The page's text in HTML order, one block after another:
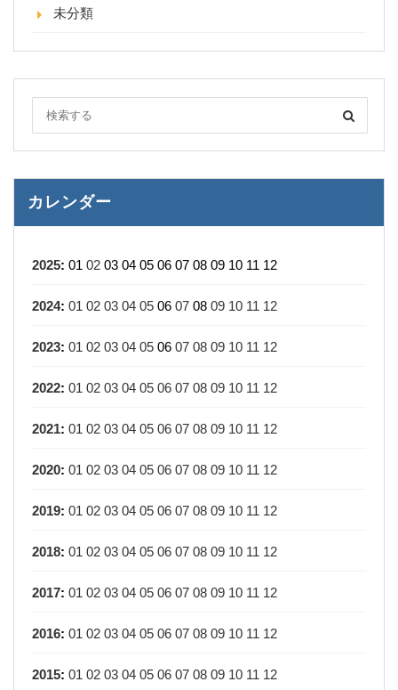
未分類
カレンダー
2025: 01 02 03 04 05 06 07 08 09 10 11 12
2024: 01 02 03 04 05 06 07 08 09 10 11 12
2023: 01 02 03 04 05 06 07 08 09 10 11 12
2022: 01 02 03 04 05 06 07 08 09 10 11 12
2021: 01 02 03 04 05 06 07 08 09 10 11 12
2020: 01 02 03 04 05 06 07 08 09 10 11 12
2019: 01 02 03 04 05 06 07 08 09 10 11 12
2018: 01 02 03 04 05 06 07 08 09 10 11 12
2017: 01 02 03 04 05 06 07 08 09 10 11 12
2016: 01 02 03 04 05 06 07 08 09 10 11 12
2015: 01 02 03 04 05 06 07 08 09 10 11 12